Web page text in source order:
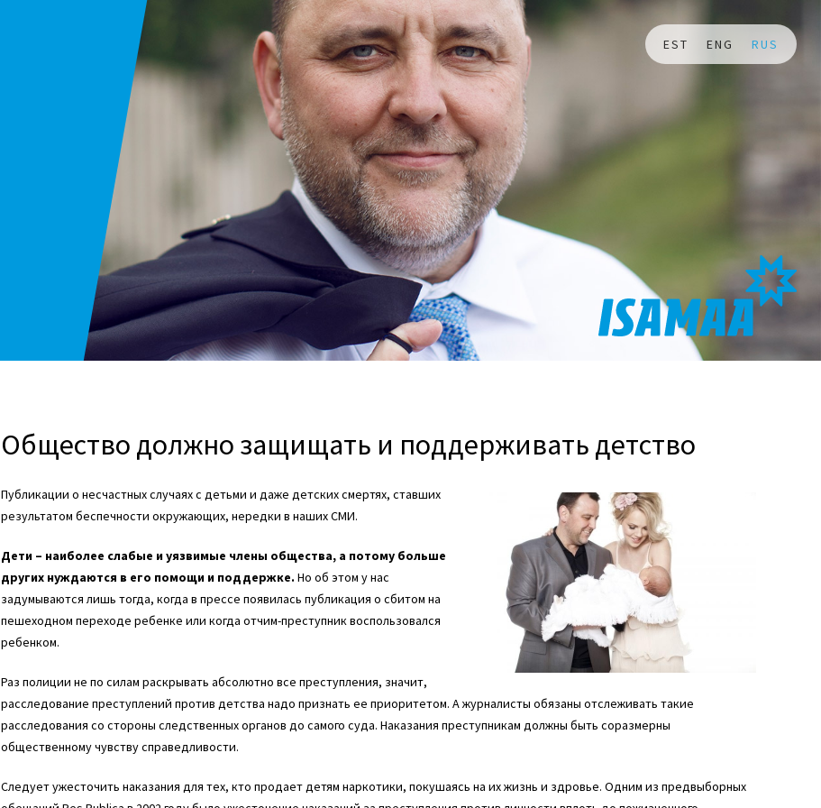
EST ENG RUS
Oбщество должно защищать и поддерживать детство
Публикации о несчастных случаях с детьми и даже детских смертях, ставших
результатом беспечности окружающих, нередки в наших СМИ.
Дети – наиболее слабые и уязвимые члены общества, а потому больше
других нуждаются в его помощи и поддержке. Но об этом у нас
задумываются лишь тогда, когда в прессе появилась публикация о сбитом на
пешеходном переходе ребенке или когда отчим-преступник воспользовался
ребенком.
Раз полиции не по силам раскрывать абсолютно все преступления, значит,
расследование преступлений против детства надо признать ее приоритетом. А журналисты обязаны отслеживать такие
расследования со стороны следственных органов до самого суда. Наказания преступникам должны быть соразмерны
общественному чувству справедливости.
Следует ужесточить наказания для тех, кто продает детям наркотики, покушаясь на их жизнь и здровье. Одним из предвыборных